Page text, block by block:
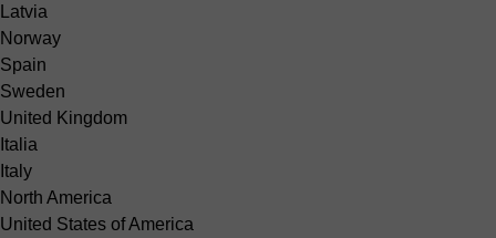
Latvia
Norway
Spain
Sweden
United Kingdom
Italia
Italy
North America
United States of America